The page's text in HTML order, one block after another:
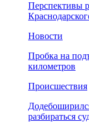
Перспективы
Новости
Пробка на
километров
Происшествия
разбираться